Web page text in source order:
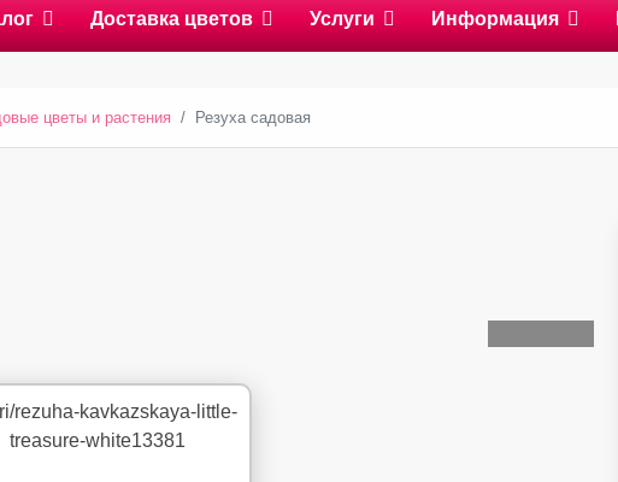
Доставка цветов Услуги Информация
цветы и растения Резуха садовая